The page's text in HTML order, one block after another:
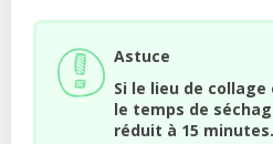
Astuce
Si le lieu de collage
le temps de
réduit à 15 minutes.